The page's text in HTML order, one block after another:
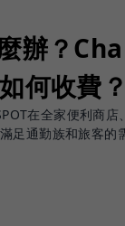
辦？
何收費
在全家便利商
足通勤族和旅客的